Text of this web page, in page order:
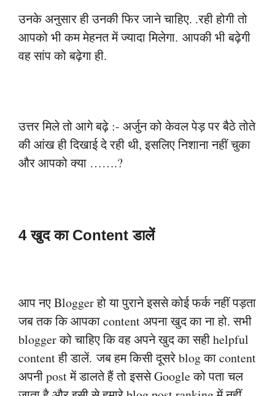
उनके अनुसार ही उनकी फिर जाने चाहिए. .रही होगी तो
आपको भी कम मेहनत में ज्यादा मिलेगा. आपकी भी बढ़ेगी
वह सांप को बढ़ेगा ही.
उत्तर मिले तो आगे बढ़े :- अर्जुन को केवल पेड़ पर बैठे तोते
की आंख ही दिखाई दे रही थी, इसलिएनिशाना नहीं चुका
और आपको क्या …….?
4 खुद का Content डालें
आप नए Blogger हो या पुराने इससे कोई फर्क नहीं पड़ता
जब तक कि आपका content अपनाखुद का ना हो. सभी
blogger को चाहिए कि वह अपने खुद का सही helpful
content ही डालें.जब हम किसी दूसरे blog का content
अपनी post में डालते हैं तो इससे Google को पता चल